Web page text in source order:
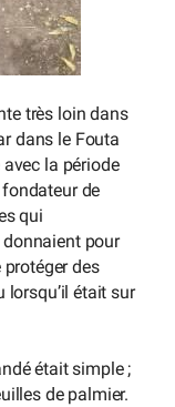
très loin dans
dans le Fouta
la période
de
qui
pour
des
lorsqu’il était sur
était simple ;
de palmier.